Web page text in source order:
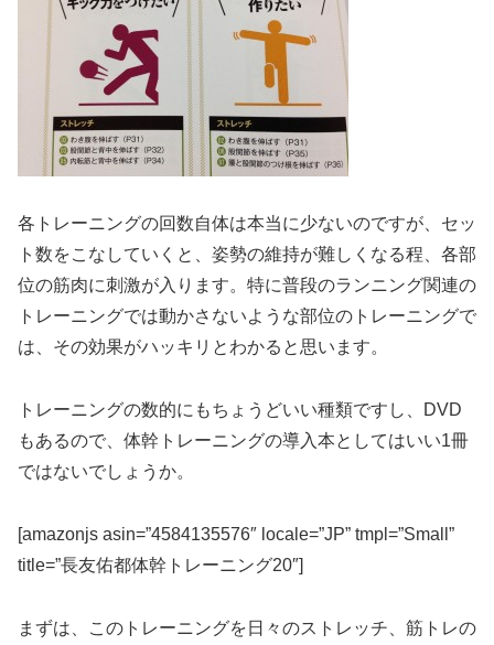
各トレーニングの回数自体は本当に少ないのですが、セッ
ト数をこなしていくと、姿勢の維持が難しくなる程、各部
位の筋肉に刺激が入ります。特に普段のランニング関連の
トレーニングでは動かさないような部位のトレーニングで
は、その効果がハッキリとわかると思います。
トレーニングの数的にもちょうどいい種類ですし、DVD
もあるので、体幹トレーニングの導入本としてはいい1冊
ではないでしょうか。
[amazonjs asin=”4584135576″ locale=”JP” tmpl=”Small”
title=”長友佑都体幹トレーニング20″]
まずは、このトレーニングを日々のストレッチ、筋トレの